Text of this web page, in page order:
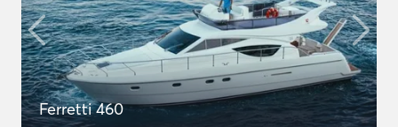
Ferretti 460